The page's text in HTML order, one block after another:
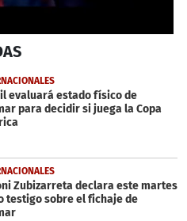
evaluará estado físico de
para decidir si juega la Copa
Zubizarreta declara este martes
testigo sobre el fichaje de